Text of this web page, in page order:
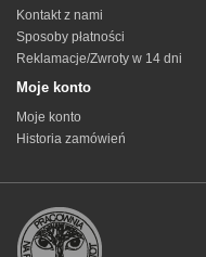
Kontakt z nami
Sposoby płatności
Reklamacje/Zwroty w 14 dni
Moje konto
Moje konto
Historia zamówień